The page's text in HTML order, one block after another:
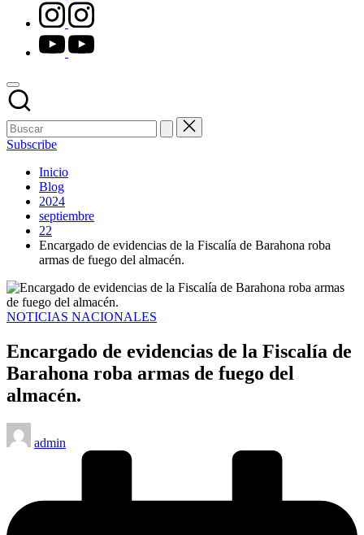
instagram.com
youtube.com
Subscribe
Inicio
Blog
2024
septiembre
22
Encargado de evidencias de la Fiscalía de Barahona roba
armas de fuego del almacén.
Publicado
NOTICIAS NACIONALES
Encargado de evidencias de la Fiscalía de
Barahona roba armas de fuego del
almacén.
Publicado
por
admin